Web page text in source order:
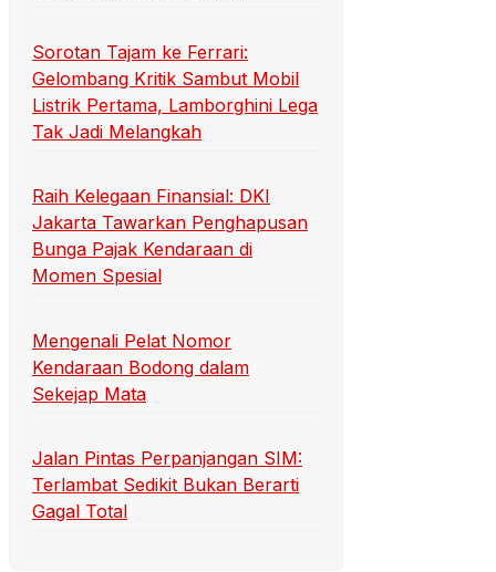
Sorotan Tajam ke Ferrari:
Gelombang Kritik Sambut Mobil
Listrik Pertama, Lamborghini Lega
Tak Jadi Melangkah
Raih Kelegaan Finansial: DKI
Jakarta Tawarkan Penghapusan
Bunga Pajak Kendaraan di
Momen Spesial
Mengenali Pelat Nomor
Kendaraan Bodong dalam
Sekejap Mata
Jalan Pintas Perpanjangan SIM:
Terlambat Sedikit Bukan Berarti
Gagal Total